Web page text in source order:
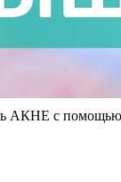
АКНЕ с помощью